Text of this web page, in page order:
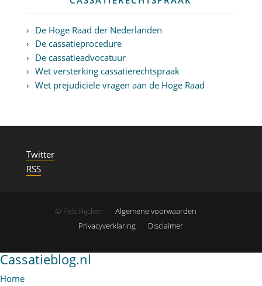
De Hoge Raad der Nederlanden
De cassatieprocedure
De cassatieadvocatuur
Wet versterking cassatierechtspraak
Wet prejudiciële vragen aan de Hoge Raad
Twitter
RSS
© Pels Rijcken
Algemene voorwaarden
Privacyverklaring
Disclaimer
Cassatieblog.nl
Home